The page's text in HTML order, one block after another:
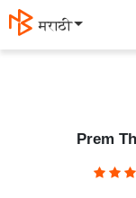
தமிழ்
Prem